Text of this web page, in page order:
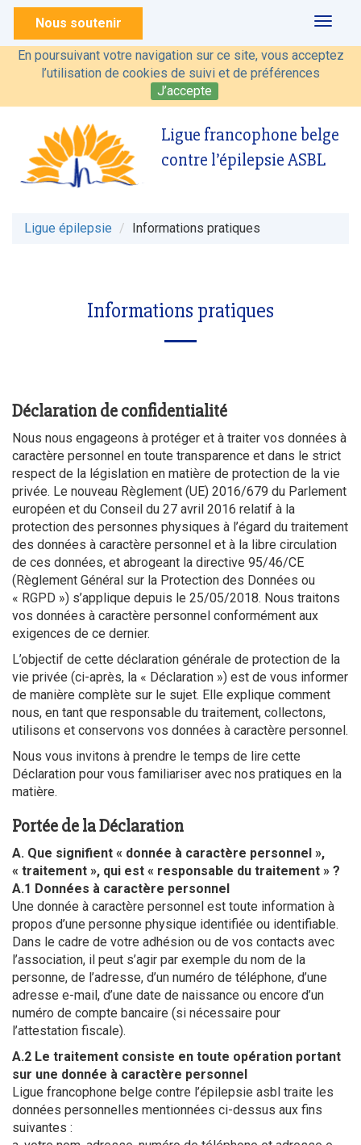
En poursuivant votre navigation sur ce site, vous acceptez
l’utilisation de cookies de suivi et de préférences
J’accepte
Ligue francophone belge
contre l’épilepsie ASBL
Nous soutenir
Toggle
Ligue épilepsie Informations pratiques
Informations pratiques
Déclaration de confidentialité
Nous nous engageons à protéger et à traiter vos données à
caractère personnel en toute transparence et dans le strict
respect de la législation en matière de protection de la vie
privée. Le nouveau Règlement (UE) 2016/679 du Parlement
européen et du Conseil du 27 avril 2016 relatif à la
protection des personnes physiques à l’égard du traitement
des données à caractère personnel et à la libre circulation
de ces données, et abrogeant la directive 95/46/CE
(Règlement Général sur la Protection des Données ou
« RGPD ») s’applique depuis le 25/05/2018. Nous traitons
vos données à caractère personnel conformément aux
exigences de ce dernier.
L’objectif de cette déclaration générale de protection de la
vie privée (ci-après, la « Déclaration ») est de vous informer
de manière complète sur le sujet. Elle explique comment
nous, en tant que responsable du traitement, collectons,
utilisons et conservons vos données à caractère personnel.
Nous vous invitons à prendre le temps de lire cette
Déclaration pour vous familiariser avec nos pratiques en la
matière.
Portée de la Déclaration
A. Que signifient « donnée à caractère personnel »,
« traitement », qui est « responsable du traitement » ?
A.1 Données à caractère personnel
Une donnée à caractère personnel est toute information à
propos d’une personne physique identifiée ou identifiable.
Dans le cadre de votre adhésion ou de vos contacts avec
l’association, il peut s’agir par exemple du nom de la
personne, de l’adresse, d’un numéro de téléphone, d’une
adresse e-mail, d’une date de naissance ou encore d’un
numéro de compte bancaire (si nécessaire pour
l’attestation fiscale).
A.2 Le traitement consiste en toute opération portant
sur une donnée à caractère personnel
Ligue francophone belge contre l’épilepsie asbl traite les
données personnelles mentionnées ci-dessus aux fins
suivantes :